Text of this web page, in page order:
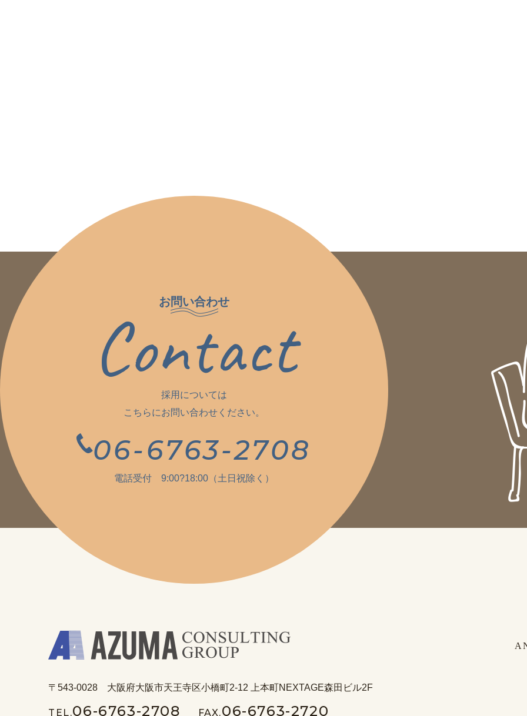
お問い合わせ
Contact
採用については
こちらにお問い合わせください。
06-6763-2708
電話受付 9:00?18:00（土日祝除く）
〒543-0028 大阪府大阪市天王寺区小橋町2-12 上本町NEXTAGE森田ビル2F
TEL.06-6763-2708 FAX.06-6763-2720